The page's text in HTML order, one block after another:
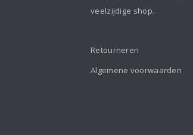
veelzijdige shop.
Retourneren
Algemene voorwaarden